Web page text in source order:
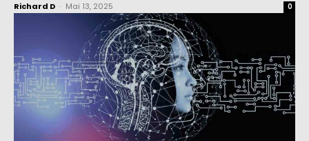
Richard D Mai 13, 2025 0